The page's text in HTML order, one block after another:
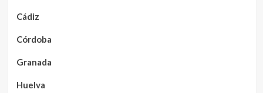
Cádiz
Córdoba
Granada
Huelva